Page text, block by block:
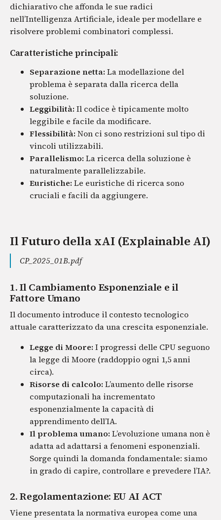
dichiarativo che affonda le sue radici
nell’Intelligenza Artificiale, ideale per modellare e
risolvere problemi combinatori complessi.
Caratteristiche principali:
Separazione netta: La modellazione del
problema è separata dalla ricerca della
soluzione.
Leggibilità: Il codice è tipicamente molto
leggibile e facile da modificare.
Flessibilità: Non ci sono restrizioni sul tipo di
vincoli utilizzabili.
Parallelismo: La ricerca della soluzione è
naturalmente parallelizzabile.
Euristiche: Le euristiche di ricerca sono
cruciali e facili da aggiungere.
Il Futuro della xAI (Explainable AI)
CP_2025_01B.pdf
1. Il Cambiamento Esponenziale e il
Fattore Umano
Il documento introduce il contesto tecnologico
attuale caratterizzato da una crescita esponenziale.
Legge di Moore: I progressi delle CPU seguono
la legge di Moore (raddoppio ogni 1,5 anni
circa).
Risorse di calcolo: L’aumento delle risorse
computazionali ha incrementato
esponenzialmente la capacità di
apprendimento dell’IA.
Il problema umano: L’evoluzione umana non è
adatta ad adattarsi a fenomeni esponenziali.
Sorge quindi la domanda fondamentale: siamo
in grado di capire, controllare e prevedere l’IA?.
2. Regolamentazione: EU AI ACT
Viene presentata la normativa europea come una